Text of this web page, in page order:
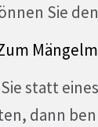
Sie
statt
dann